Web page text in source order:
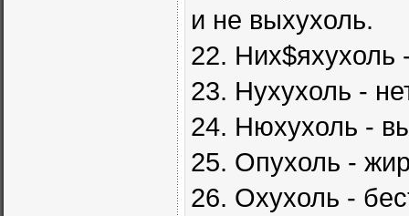
и не выхухоль.
22.
23. Hухухоль -
24. Hюхухоль -
25. Опухоль -
26. Охухоль -